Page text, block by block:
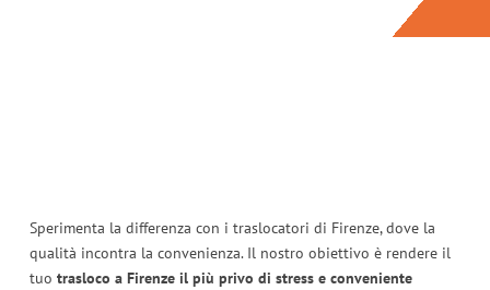
Sperimenta la differenza con i traslocatori di Firenze, dove la
qualità incontra la convenienza. Il nostro obiettivo è rendere il
tuo trasloco a Firenze il più privo di stress e conveniente